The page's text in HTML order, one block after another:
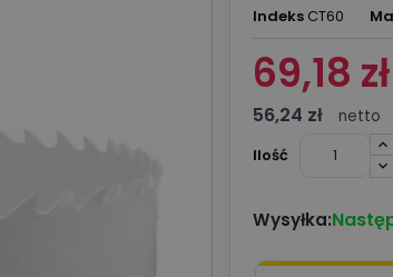
Indeks CT60
69,18 zł
56,24 zł
netto
Ilość
Wysyłka: